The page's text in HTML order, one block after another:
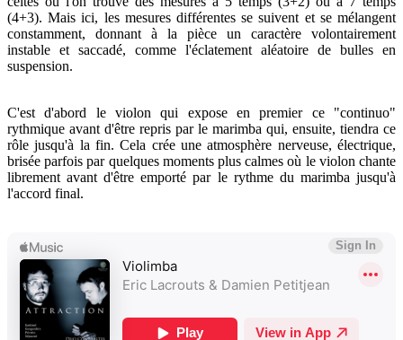
(4+3). Mais ici, les mesures différentes se suivent et se mélangent
constamment, donnant à la pièce un caractère volontairement
instable et saccadé, comme l'éclatement aléatoire de bulles en
suspension.
C'est d'abord le violon qui expose en premier ce "continuo"
rythmique avant d'être repris par le marimba qui, ensuite, tiendra ce
rôle jusqu'à la fin. Cela crée une atmosphère nerveuse, électrique,
brisée parfois par quelques moments plus calmes où le violon chante
librement avant d'être emporté par le rythme du marimba jusqu'à
l'accord final.